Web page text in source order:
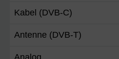
Kabel (DVB-C)
Antenne (DVB-T)